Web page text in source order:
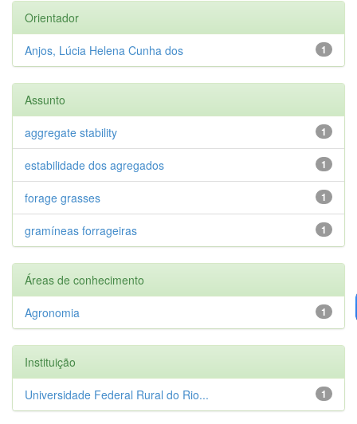
Orientador
1
Anjos, Lúcia Helena Cunha dos
Assunto
1
aggregate stability
1
estabilidade dos agregados
1
forage grasses
1
gramíneas forrageiras
Áreas de conhecimento
1
Agronomia
Instituição
1
Universidade Federal Rural do Rio...